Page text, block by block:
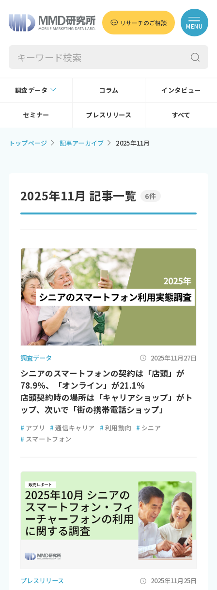
リサーチのご相談 MENU
調査データ コラム インタビュー
セミナー プレスリリース すべて
トップページ 記事アーカイブ 2025年11月
2025年11月 記事一覧 6件
調査データ 2025年11月27日
シニアのスマートフォンの契約は「店頭」が
78.9％、「オンライン」が21.1％
店頭契約時の場所は「キャリアショップ」がト
ップ、次いで「街の携帯電話ショップ」
# アプリ # 通信キャリア # 利用動向 # シニア
# スマートフォン
プレスリリース 2025年11月25日